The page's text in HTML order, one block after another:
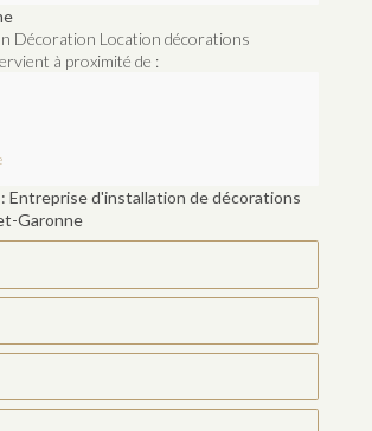
Décoration Location décorations
à proximité de :
Entreprise d'installation de décorations
Garonne